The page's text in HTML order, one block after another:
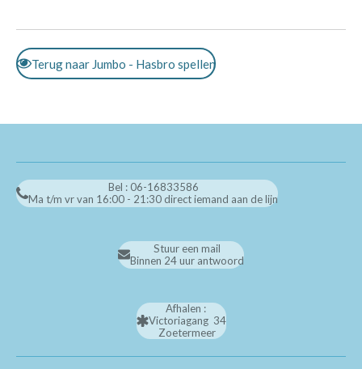
Terug naar Jumbo - Hasbro spellen
Bel : 06-16833586
Ma t/m vr van 16:00 - 21:30 direct iemand aan de lijn
Stuur een mail
Binnen 24 uur antwoord
Afhalen :
Victoriagang 34
Zoetermeer